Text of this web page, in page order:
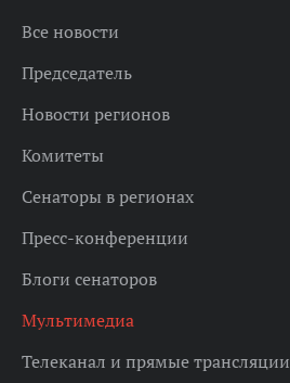
Все новости
Председатель
Новости регионов
Комитеты
Сенаторы в регионах
Пресс-конференции
Блоги сенаторов
Мультимедиа
Телеканал и прямые трансляции